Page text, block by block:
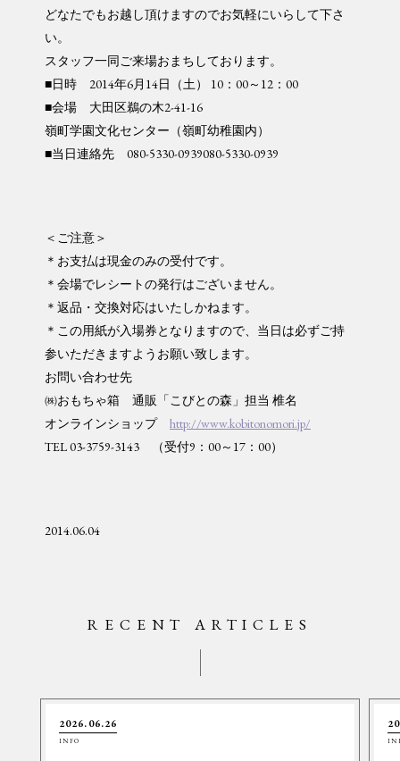
どなたでもお越し頂けますのでお気軽にいらして下さ
い。
スタッフ一同ご来場おまちしております。
■日時 2014年6月14日（土） 10：00～12：00
■会場 大田区鵜の木2-41-16
嶺町学園文化センター（嶺町幼稚園内）
■当日連絡先 080-5330-0939080-5330-0939
＜ご注意＞
＊お支払は現金のみの受付です。
＊会場でレシートの発行はございません。
＊返品・交換対応はいたしかねます。
＊この用紙が入場券となりますので、当日は必ずご持
参いただきますようお願い致します。
お問い合わせ先
㈱おもちゃ箱 通販「こびとの森」担当 椎名
オンラインショップ http://www.kobitonomori.jp/
TEL 03-3759-3143 （受付9：00～17：00）
2014.06.04
RECENT ARTICLES
2026.06.26
INFO